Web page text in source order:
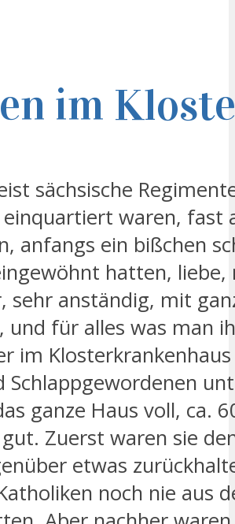
im
sächsische
waren, fast
anfangs ein bißchen
hatten, liebe,
sehr anständig, mit
und für alles was man
im
Schlappgewordenen
ganze Haus voll, ca.
Zuerst waren sie
etwas
noch nie aus